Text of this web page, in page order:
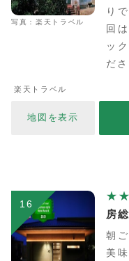
写真：楽天トラベル
り
回
ッ
だ
楽天トラベル
地図を表示
16
房
朝
美